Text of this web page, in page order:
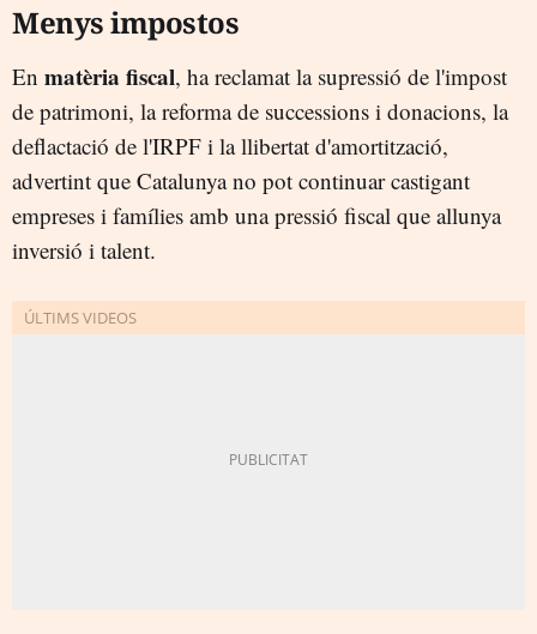
Menys impostos
En matèria fiscal, ha reclamat la supressió de l'impost
de patrimoni, la reforma de successions i donacions, la
deflactació de l'IRPF i la llibertat d'amortització,
advertint que Catalunya no pot continuar castigant
empreses i famílies amb una pressió fiscal que allunya
inversió i talent.